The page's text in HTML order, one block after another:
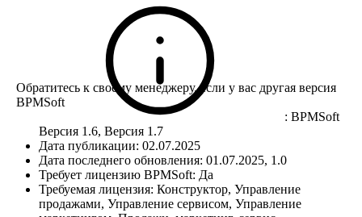
Обратитесь к своему менеджеру, если у вас другая версия
BPMSoft
: BPMSoft
Версия 1.6, Версия 1.7
Дата публикации: 02.07.2025
Дата последнего обновления: 01.07.2025, 1.0
Требует лицензию BPMSoft: Да
Требуемая лицензия: Конструктор, Управление
продажами, Управление сервисом, Управление